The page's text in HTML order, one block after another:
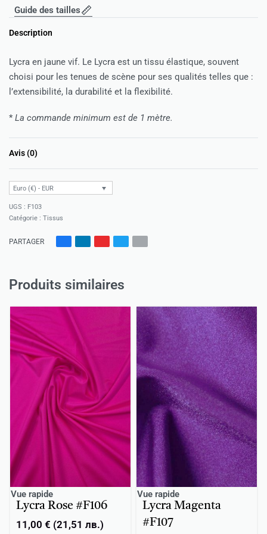
Guide des tailles
Description
Lycra en jaune vif. Le Lycra est un tissu élastique, souvent
choisi pour les tenues de scène pour ses qualités telles que :
l’extensibilité, la durabilité et la flexibilité.
* La commande minimum est de 1 mètre.
Avis (0)
Euro (€) - EUR
F103
Catégorie : Tissus
PARTAGER
Produits similaires
Vue rapide
Lycra Rose #F106
11,00 € (21,51 лв.)
Vue rapide
Lycra Magenta
#F107